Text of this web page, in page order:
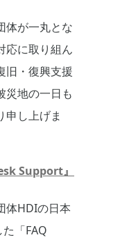
体が一丸とな
応に取り組ん
旧・復興支援
災地の一日も
申し上げま
Support』
体HDIの日本
「FAQ